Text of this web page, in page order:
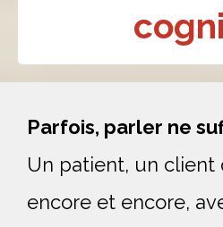
Parfois, parler ne
Un patient, un client
encore et encore,